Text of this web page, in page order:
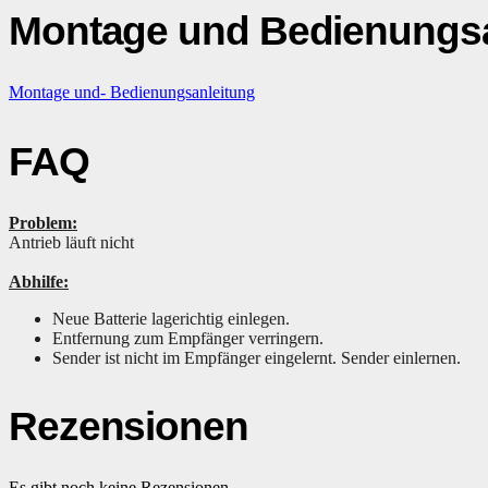
Montage und
Montage und- Bedienungsanleitung
FAQ
Problem:
Antrieb läuft nicht
Abhilfe:
Neue Batterie lagerichtig einlegen.
Entfernung zum Empfänger verringern.
Sender ist nicht im Empfänger eingelernt. Sender einlernen.
Rezensionen